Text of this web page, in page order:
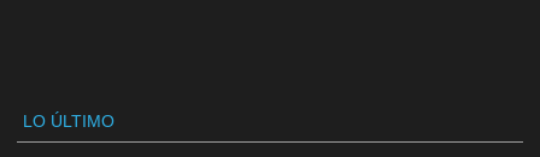
LO ÚLTIMO